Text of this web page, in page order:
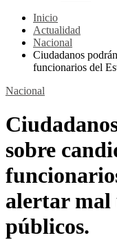
Inicio
Actualidad
Nacional
Ciudadanos
funcionarios del
Nacional
sobre
alertar mal
públicos.